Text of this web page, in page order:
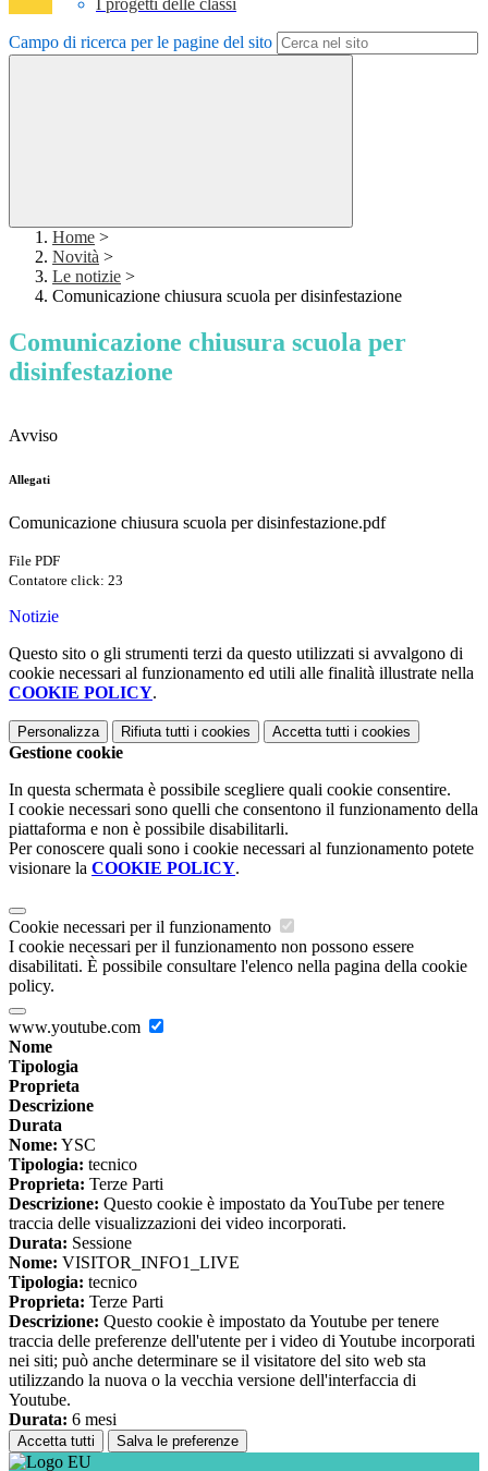
I progetti delle classi
Campo di ricerca per le pagine del sito
Home >
Novità >
Le notizie >
Comunicazione chiusura scuola per disinfestazione
Comunicazione chiusura scuola per
disinfestazione
Avviso
Allegati
Comunicazione chiusura scuola per disinfestazione.pdf
File PDF
Contatore click: 23
Notizie
Questo sito o gli strumenti terzi da questo utilizzati si avvalgono di
cookie necessari al funzionamento ed utili alle finalità illustrate nella
COOKIE POLICY.
Personalizza Rifiuta tutti i cookies Accetta tutti i cookies
Gestione cookie
In questa schermata è possibile scegliere quali cookie consentire.
I cookie necessari sono quelli che consentono il funzionamento della
piattaforma e non è possibile disabilitarli.
Per conoscere quali sono i cookie necessari al funzionamento potete
visionare la COOKIE POLICY.
Cookie necessari per il funzionamento
I cookie necessari per il funzionamento non possono essere
disabilitati. È possibile consultare l'elenco nella pagina della cookie
policy.
www.youtube.com
Nome
Tipologia
Proprieta
Descrizione
Durata
Nome: YSC
Tipologia: tecnico
Proprieta: Terze Parti
Descrizione: Questo cookie è impostato da YouTube per tenere
traccia delle visualizzazioni dei video incorporati.
Durata: Sessione
Nome: VISITOR_INFO1_LIVE
Tipologia: tecnico
Proprieta: Terze Parti
Descrizione: Questo cookie è impostato da Youtube per tenere
traccia delle preferenze dell'utente per i video di Youtube incorporati
nei siti; può anche determinare se il visitatore del sito web sta
utilizzando la nuova o la vecchia versione dell'interfaccia di
Youtube.
Durata: 6 mesi
Accetta tutti Salva le preferenze